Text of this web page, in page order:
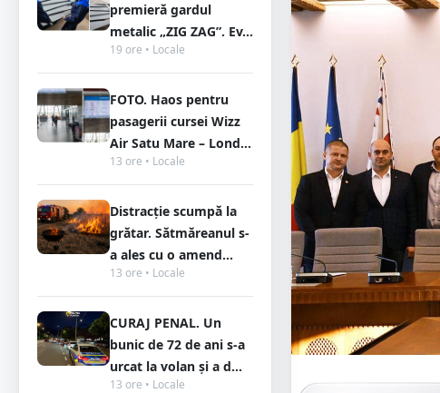
premieră gardul
metalic „ZIG ZAG”. Ev...
19 ore • Locale
FOTO. Haos pentru
pasagerii cursei Wizz
Air Satu Mare – Lond...
13 ore • Locale
Distracție scumpă la
grătar. Sătmăreanul s-
a ales cu o amend...
13 ore • Locale
CURAJ PENAL. Un
bunic de 72 de ani s-a
urcat la volan și a d...
13 ore • Locale